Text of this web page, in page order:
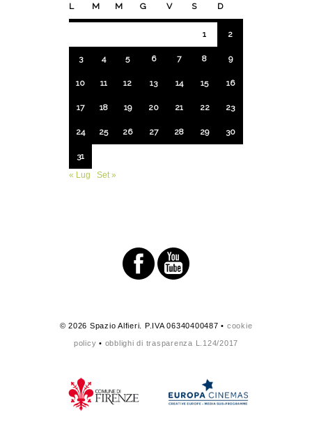
L M M G V S D
1 2
3 4 5 6 7 8 9
10 11 12 13 14 15 16
17 18 19 20 21 22 23
24 25 26 27 28 29 30
31
« Lug
Set »
© 2026 Spazio Alfieri. P.IVA 06340400487 • cookie
policy • obblighi di trasparenza L.124/2017